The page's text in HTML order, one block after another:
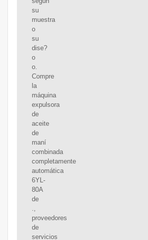
su
muestra
o
su
dise?
o
o.
Compre
la
máquina
expulsora
de
aceite
de
maní
combinada
completamente
automática
6YL-
80A
de
.,
proveedores
de
servicios